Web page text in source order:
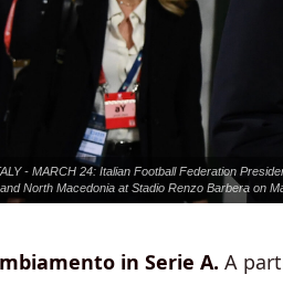
- MARCH 24: Italian Football Federation
North Macedonia at Stadio Renzo Barbera on
in Serie A. A